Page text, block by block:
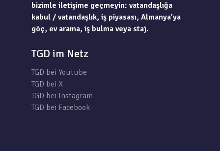
bizimle iletişime geçmeyin: vatandaşlığa
kabul / vatandaşlık, iş piyasası, Almanya’ya
göç, ev arama, iş bulma veya staj.
TGD im Netz
TGD bei Youtube
TGD bei X
TGD bei Instagram
TGD bei Facebook